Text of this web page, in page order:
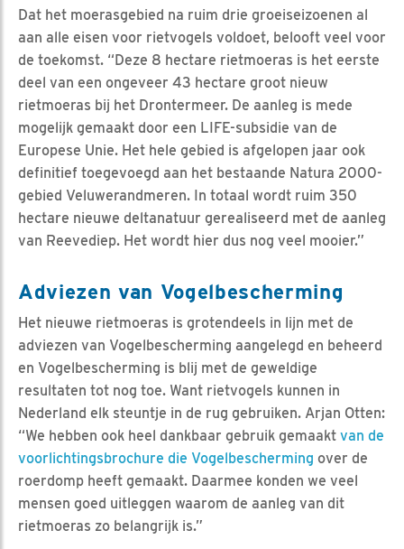
Dat het moerasgebied na ruim drie groeiseizoenen al
aan alle eisen voor rietvogels voldoet, belooft veel voor
de toekomst. “Deze 8 hectare rietmoeras is het eerste
deel van een ongeveer 43 hectare groot nieuw
rietmoeras bij het Drontermeer. De aanleg is mede
mogelijk gemaakt door een LIFE-subsidie van de
Europese Unie. Het hele gebied is afgelopen jaar ook
definitief toegevoegd aan het bestaande Natura 2000-
gebied Veluwerandmeren. In totaal wordt ruim 350
hectare nieuwe deltanatuur gerealiseerd met de aanleg
van Reevediep. Het wordt hier dus nog veel mooier.”
Adviezen van Vogelbescherming
Het nieuwe rietmoeras is grotendeels in lijn met de
adviezen van Vogelbescherming aangelegd en beheerd
en Vogelbescherming is blij met de geweldige
resultaten tot nog toe. Want rietvogels kunnen in
Nederland elk steuntje in de rug gebruiken. Arjan Otten:
“We hebben ook heel dankbaar gebruik gemaakt van de
voorlichtingsbrochure die Vogelbescherming over de
roerdomp heeft gemaakt. Daarmee konden we veel
mensen goed uitleggen waarom de aanleg van dit
rietmoeras zo belangrijk is.”